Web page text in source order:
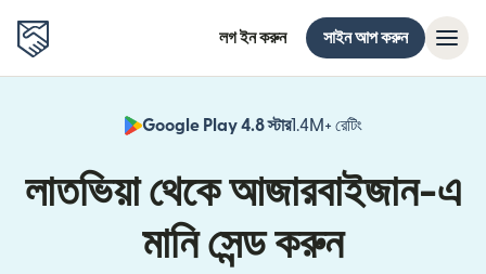
লগ ইন করুন সাইন আপ করুন
Google Play 4.8 স্টার1.4M+ রেটিং
লাতভিয়া থেকে আজারবাইজান-এ
মানি সেন্ড করুন